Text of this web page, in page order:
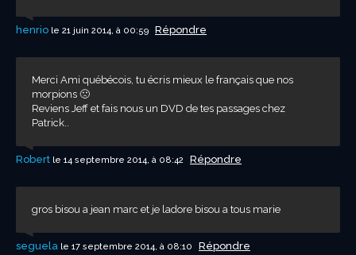
henrio le 21 juin 2014, à 00:59 Répondre
Merci Ami québécois, tu écris mieux le français que nos
morpions 🙁
Reviens Jeff et fais nous un DVD de tes passages chez
Patrick..
Robert le 14 septembre 2014, à 08:42 Répondre
gros bisou a jean marc et je ladore bisou a tous marie
seguela le 17 septembre 2014, à 08:10 Répondre